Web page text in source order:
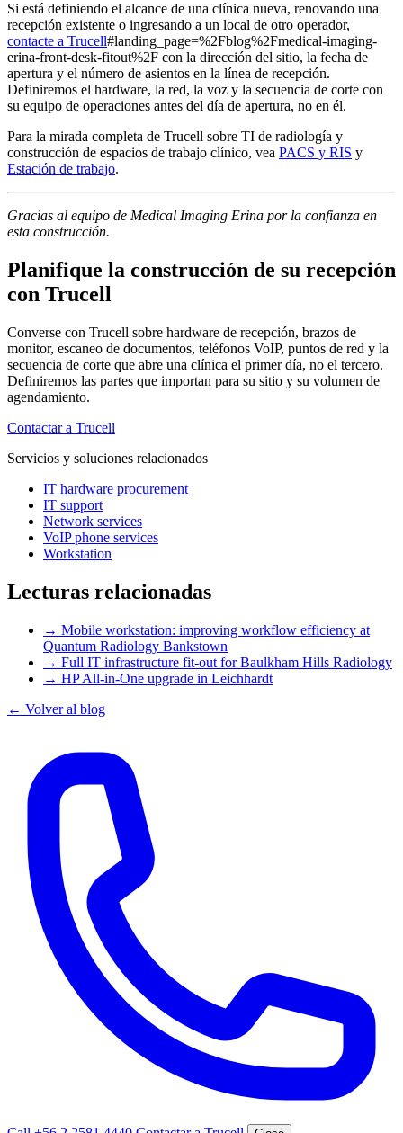
Si está definiendo el alcance de una clínica nueva, renovando una
recepción existente o ingresando a un local de otro operador,
contacte a Trucell#landing_page=%2Fblog%2Fmedical-imaging-
erina-front-desk-fitout%2F con la dirección del sitio, la fecha de
apertura y el número de asientos en la línea de recepción.
Definiremos el hardware, la red, la voz y la secuencia de corte con
su equipo de operaciones antes del día de apertura, no en él.
Para la mirada completa de Trucell sobre TI de radiología y
construcción de espacios de trabajo clínico, vea PACS y RIS y
Estación de trabajo.
Gracias al equipo de Medical Imaging Erina por la confianza en
esta construcción.
Planifique la construcción de su recepción
con Trucell
Converse con Trucell sobre hardware de recepción, brazos de
monitor, escaneo de documentos, teléfonos VoIP, puntos de red y la
secuencia de corte que abre una clínica el primer día, no el tercero.
Definiremos las partes que importan para su sitio y su volumen de
agendamiento.
Contactar a Trucell
Servicios y soluciones relacionados
IT hardware procurement
IT support
Network services
VoIP phone services
Workstation
Lecturas relacionadas
→ Mobile workstation: improving workflow efficiency at
Quantum Radiology Bankstown
→ Full IT infrastructure fit-out for Baulkham Hills Radiology
→ HP All-in-One upgrade in Leichhardt
← Volver al blog